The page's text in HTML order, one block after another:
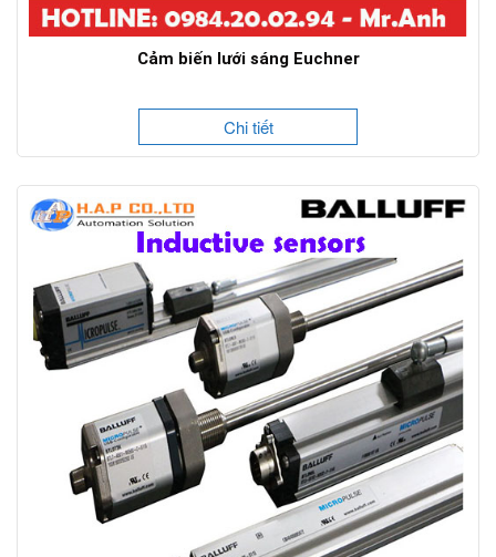
Cảm biến lưới sáng Euchner
Chi tiết